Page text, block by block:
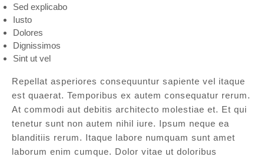
Sed explicabo
Iusto
Dolores
Dignissimos
Sint ut vel
Repellat asperiores consequuntur sapiente vel itaque
est quaerat. Temporibus ex autem consequatur rerum.
At commodi aut debitis architecto molestiae et. Et qui
tenetur sunt non autem nihil iure. Ipsum neque ea
blanditiis rerum. Itaque labore numquam sunt amet
laborum enim cumque. Dolor vitae ut doloribus